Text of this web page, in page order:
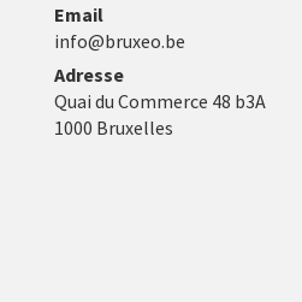
Email
info@bruxeo.be
Adresse
Quai du Commerce 48 b3A
1000 Bruxelles